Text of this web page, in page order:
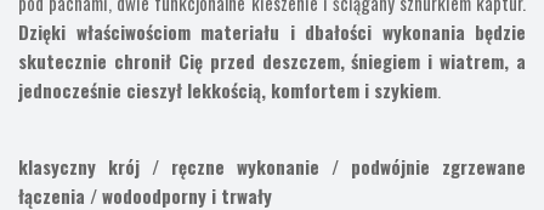
Dzięki właściwościom materiału i dbałości wykonania będzie
skutecznie chronił Cię przed deszczem, śniegiem i wiatrem, a
jednocześnie cieszył lekkością, komfortem i szykiem.
klasyczny krój / ręczne wykonanie / podwójnie zgrzewane
łączenia / wodoodporny i trwały